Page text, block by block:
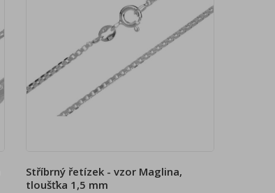
Stříbrný řetízek - vzor Maglina,
tloušťka 1,5 mm